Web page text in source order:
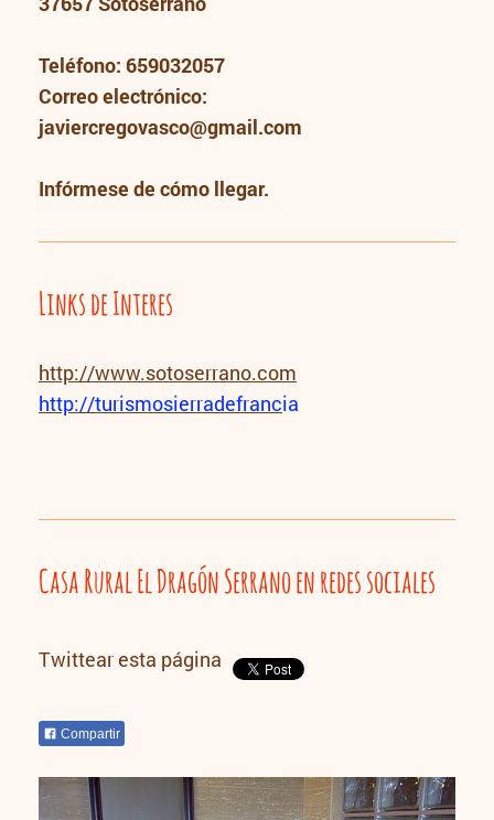
Teléfono: 659032057
Correo electrónico:
javiercregovasco@gmail.com
Infórmese de cómo llegar.
Links de Interes
http://www.sotoserrano.com
http://turismosierradefrancia
Casa Rural El Dragón Serrano en redes sociales
Twittear esta página
Compartir